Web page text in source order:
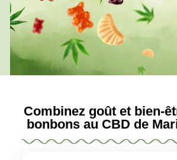
Combinez goût et bien-
bonbons au CBD de